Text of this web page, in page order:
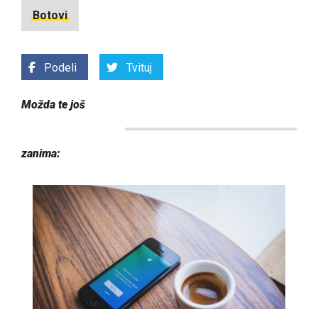
Botovi
Podeli Tvituj
Možda te još
zanima: